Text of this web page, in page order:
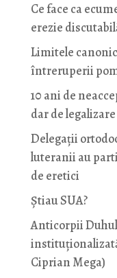
Ce face ca
erezie
Limitele
întreruperii
10 ani de
dar de
Delegații
luteranii au
de eretici
Știau SUA?
Anticorpii
Ciprian Mega)